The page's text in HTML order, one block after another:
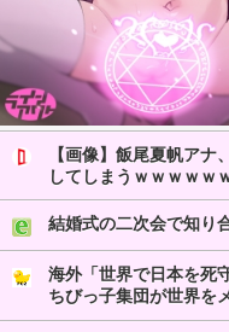
【画像】飯尾夏帆ア
してしまうｗｗｗｗｗ
結婚式の二次会で知り
海外「世界で日本を死
ちびっ子集団が世界を